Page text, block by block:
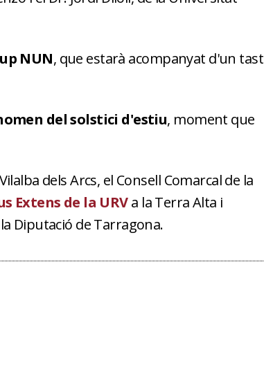
NUN, que estarà acompanyat d'un tast
del solstici d'estiu, moment que
dels Arcs, el Consell Comarcal de la
Extens de la URVa la Terra Alta i
Diputació de Tarragona.